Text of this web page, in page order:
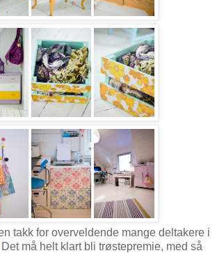
takk for overveldende mange deltakere i
Det må helt klart bli trøstepremie, med så